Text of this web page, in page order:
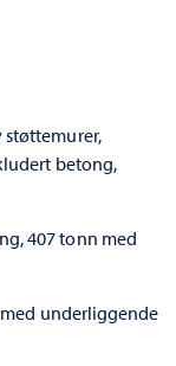
betong,
407 tonn med
underliggende